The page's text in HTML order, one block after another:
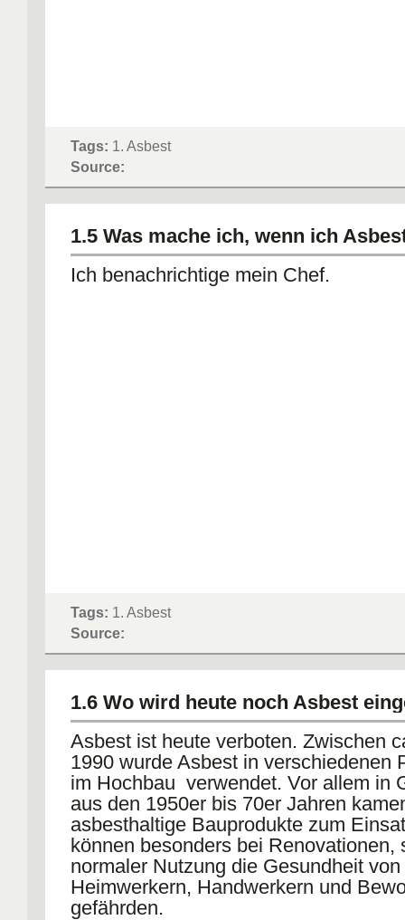
Tags: 1. Asbest
Source:
1.5 Was mache ich, wenn ich
Ich benachrichtige mein Chef.
Tags: 1. Asbest
Source:
1.6 Wo wird heute noch Asbest
Asbest ist heute verboten. Zwischen
1990 wurde Asbest in verschiedenen
im Hochbau verwendet. Vor allem in
aus den 1950er bis 70er Jahren
asbesthaltige Bauprodukte zum
können besonders bei Renovationen,
normaler Nutzung die Gesundheit von
Heimwerkern, Handwerkern und
gefährden.